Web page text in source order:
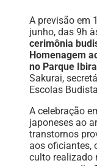
A previsão em
junho, das 9h
cerimônia
Homenagem
no Parque
Sakurai,
Escolas
A celebração
japoneses ao
transtornos
aos oficiantes,
culto realizado